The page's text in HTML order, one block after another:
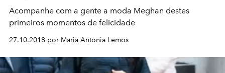
Acompanhe com a gente a moda Meghan destes
primeiros momentos de felicidade
27.10.2018 por Maria Antonia Lemos